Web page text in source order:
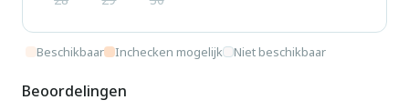
Beschikbaar Inchecken mogelijk Niet beschikbaar
Beoordelingen